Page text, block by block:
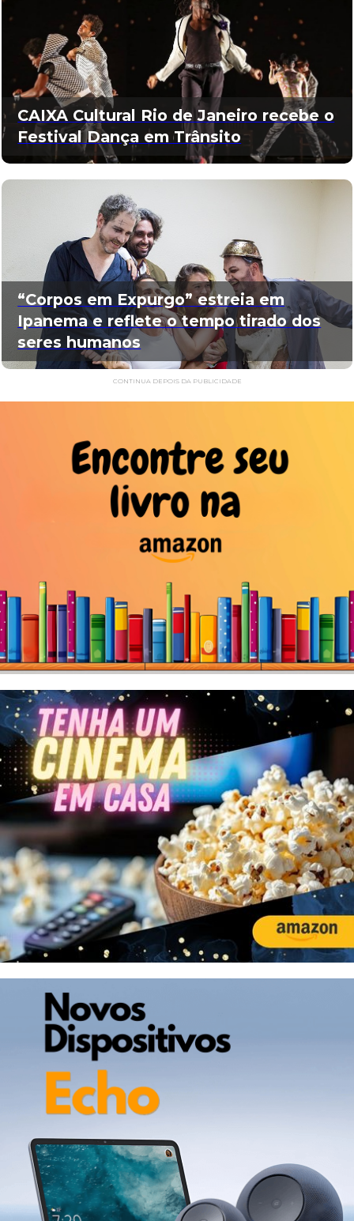
CAIXA Cultural Rio de Janeiro recebe o
Festival Dança em Trânsito
“Corpos em Expurgo” estreia em
Ipanema e reflete o tempo tirado dos
seres humanos
CONTINUA DEPOIS DA PUBLICIDADE